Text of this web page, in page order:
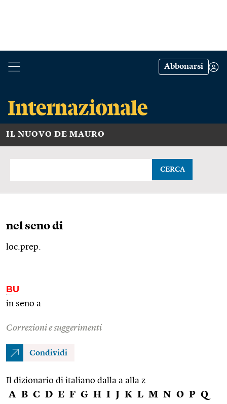
Abbonarsi
IL NUOVO DE MAURO
CERCA
nel seno di
loc.prep.
BU
in seno a
Correzioni e suggerimenti
Condividi
Il dizionario di italiano dalla a alla z
A B C D E F G H I J K L M N O P Q